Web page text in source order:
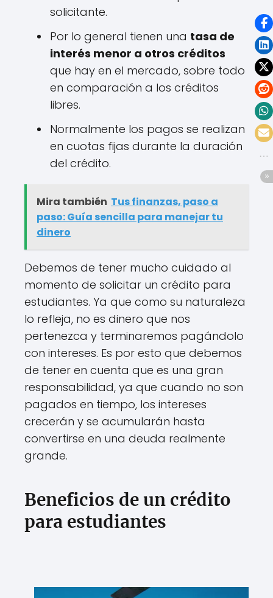
solicitante.
Por lo general tienen una tasa de
interés menor a otros créditos
que hay en el mercado, sobre todo
en comparación a los créditos
libres.
Normalmente los pagos se realizan
en cuotas fijas durante la duración
del crédito.
Mira también Tus finanzas, paso a
paso: Guía sencilla para manejar tu
dinero
Debemos de tener mucho cuidado al
momento de solicitar un crédito para
estudiantes. Ya que como su naturaleza
lo refleja, no es dinero que nos
pertenezca y terminaremos pagándolo
con intereses. Es por esto que debemos
de tener en cuenta que es una gran
responsabilidad, ya que cuando no son
pagados en tiempo, los intereses
crecerán y se acumularán hasta
convertirse en una deuda realmente
grande.
Beneficios de un crédito
para estudiantes